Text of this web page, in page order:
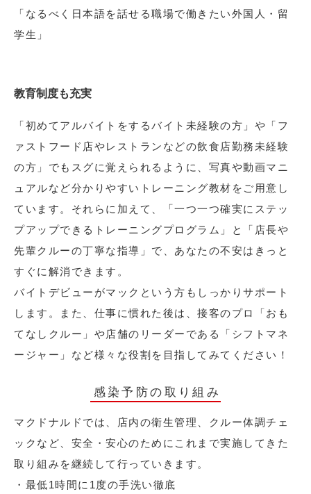
「なるべく日本語を話せる職場で働きたい外国人・留
学生」
教育制度も充実
「初めてアルバイトをするバイト未経験の方」や「フ
ァストフード店やレストランなどの飲食店勤務未経験
の方」でもスグに覚えられるように、写真や動画マニ
ュアルなど分かりやすいトレーニング教材をご用意し
ています。それらに加えて、「一つ一つ確実にステッ
プアップできるトレーニングプログラム」と「店長や
先輩クルーの丁寧な指導」で、あなたの不安はきっと
すぐに解消できます。
バイトデビューがマックという方もしっかりサポート
します。また、仕事に慣れた後は、接客のプロ「おも
てなしクルー」や店舗のリーダーである「シフトマネ
ージャー」など様々な役割を目指してみてください！
感染予防の取り組み
マクドナルドでは、店内の衛生管理、クルー体調チェ
ックなど、安全・安心のためにこれまで実施してきた
取り組みを継続して行っていきます。
・最低1時間に1度の手洗い徹底